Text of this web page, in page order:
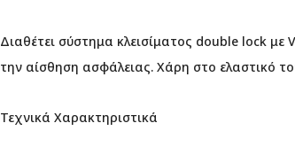
Διαθέτει σύστημα κλεισίματος double lock
την αίσθηση ασφάλειας. Χάρη στο ελαστικό
Τεχνικά Χαρακτηριστικά